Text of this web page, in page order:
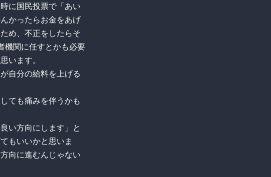
に国民投票で「あい
かったらお金をあげ
め、不正をしたらそ
機関に任すとかも必要
います。
自分の給料を上げる
ても痛みを伴うかも
い方向にします」と
もいいかと思いま
向に進むんじゃない